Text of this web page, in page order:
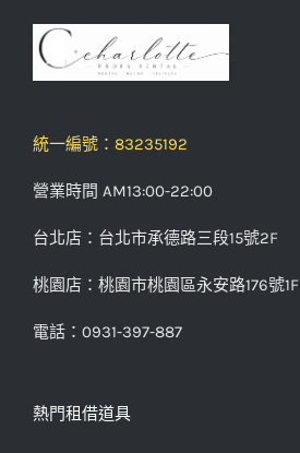
統一編號：83235192
營業時間 AM13:00-22:00
台北店：台北市承德路三段15號2F
桃園店：桃園市桃園區永安路176號1F
電話：0931-397-887
熱門租借道具